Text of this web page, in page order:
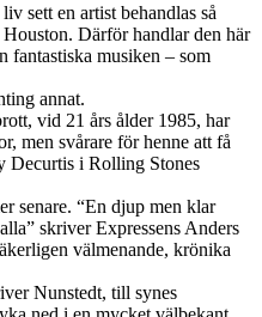
sett en artist behandlas så
Därför handlar den här
fantastiska musiken – som
annat.
vid 21 års ålder 1985, har
men svårare för henne att få
Decurtis i Rolling Stones
senare. “En djup men klar
skriver Expressens Anders
välmenande, krönika
Nunstedt, till synes